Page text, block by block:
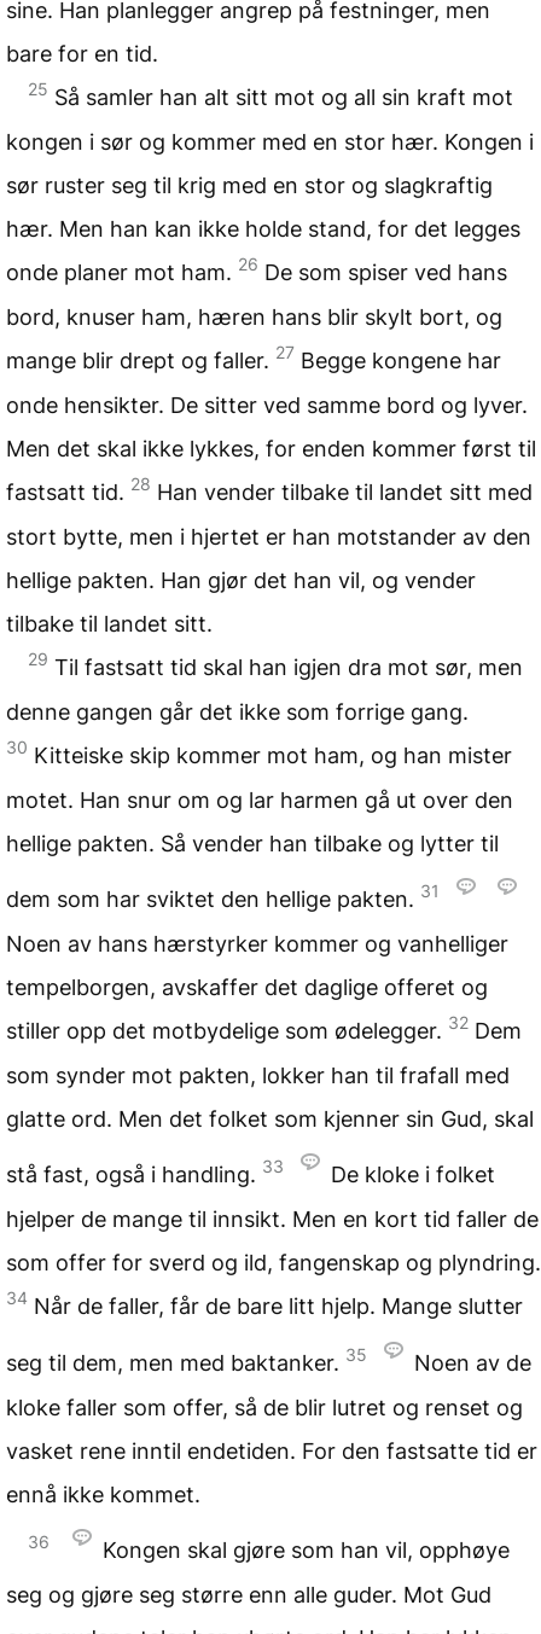
sine. Han planlegger angrep på festninger, men
bare for en tid.
25 Så samler han alt sitt mot og all sin kraft mot
kongen i sør og kommer med en stor hær. Kongen i
sør ruster seg til krig med en stor og slagkraftig
hær. Men han kan ikke holde stand, for det legges
onde planer mot ham. 26 De som spiser ved hans
bord, knuser ham, hæren hans blir skylt bort, og
mange blir drept og faller. 27 Begge kongene har
onde hensikter. De sitter ved samme bord og lyver.
Men det skal ikke lykkes, for enden kommer først til
fastsatt tid. 28 Han vender tilbake til landet sitt med
stort bytte, men i hjertet er han motstander av den
hellige pakten. Han gjør det han vil, og vender
tilbake til landet sitt.
29 Til fastsatt tid skal han igjen dra mot sør, men
denne gangen går det ikke som forrige gang.
30 Kitteiske skip kommer mot ham, og han mister
motet. Han snur om og lar harmen gå ut over den
hellige pakten. Så vender han tilbake og lytter til
dem som har sviktet den hellige pakten. 31
Noen av hans hærstyrker kommer og vanhelliger
tempelborgen, avskaffer det daglige offeret og
stiller opp det motbydelige som ødelegger. 32 Dem
som synder mot pakten, lokker han til frafall med
glatte ord. Men det folket som kjenner sin Gud, skal
stå fast, også i handling. 33
De kloke i folket
hjelper de mange til innsikt. Men en kort tid faller de
som offer for sverd og ild, fangenskap og plyndring.
34 Når de faller, får de bare litt hjelp. Mange slutter
seg til dem, men med baktanker. 35
Noen av de
kloke faller som offer, så de blir lutret og renset og
vasket rene inntil endetiden. For den fastsatte tid er
ennå ikke kommet.
36
Kongen skal gjøre som han vil, opphøye
seg og gjøre seg større enn alle guder. Mot Gud